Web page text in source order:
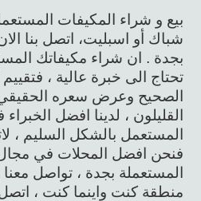
بيع و شراء المكيفات
شباك أو اسبليت، اتصل بنا
بجدة . ان شراء مكيفاتك
تحتاج الى خبرة عالية ،
الصحيح وعرض سعره الحقيقي
القليلون ، لدينا افضل
المستعمل بالشكل السليم ،
فنحن افضل المحلات في
المستعملة بجدة ، تواصل